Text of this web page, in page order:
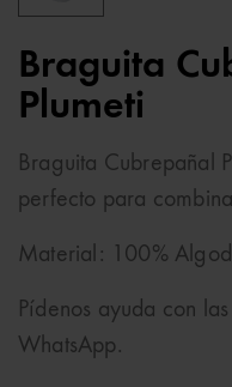
Braguita
Plumeti
Braguita Cubrepañal
perfecto para
Material: 100%
Pídenos ayuda con
WhatsApp.